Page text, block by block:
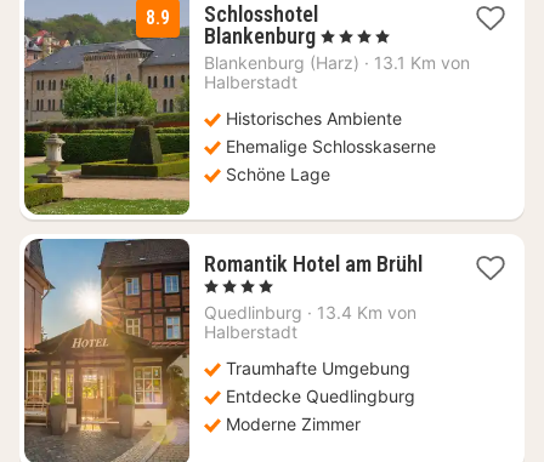
8.9
Schlosshotel
Blankenburg1
Nacht
€
, 4 Sterne
Blankenburg (Harz) · 13.1 Km von
Halberstadt
Historisches Ambiente
Ehemalige Schlosskaserne
Schöne Lage
Romantik Hotel am Brühl1
, 4 Sterne
Quedlinburg · 13.4 Km von
Halberstadt
Traumhafte Umgebung
Entdecke Quedlingburg
Moderne Zimmer